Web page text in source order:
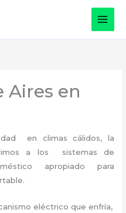
Aires en
en climas cálidos, la
a los sistemas de
apropiado para
eléctrico que enfría,